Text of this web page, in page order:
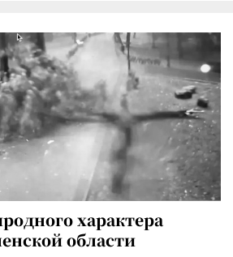
характера
области